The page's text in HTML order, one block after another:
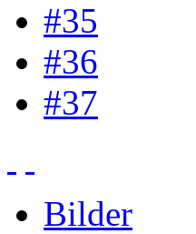
#35
#36
#37
Bilder